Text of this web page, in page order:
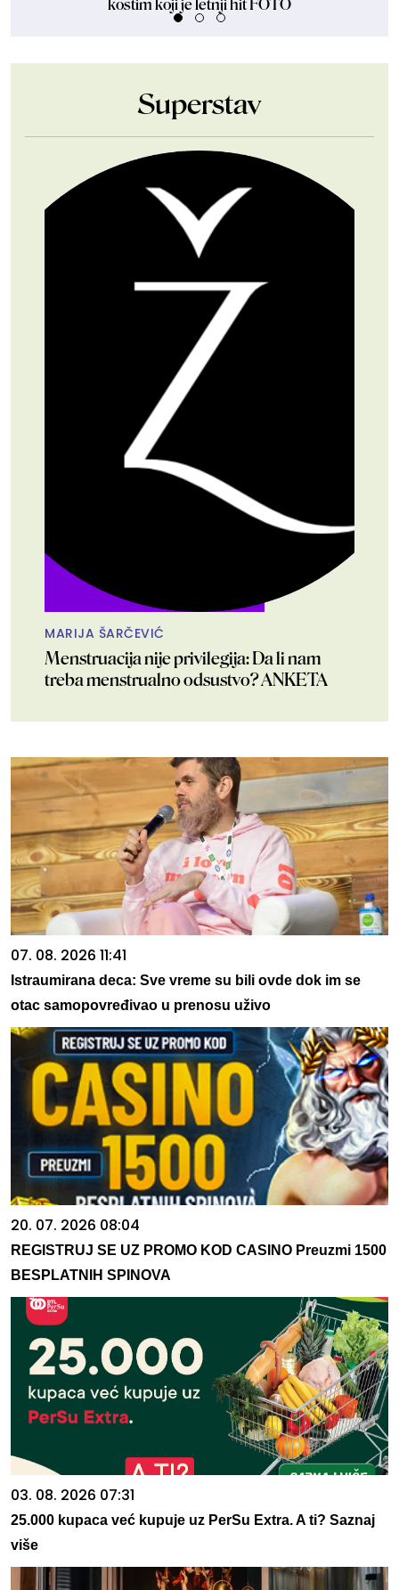
kostim koji je letnji hit FOTO
Superstav
MARIJA ŠARČEVIĆ
Menstruacija nije privilegija: Da li nam
treba menstrualno odsustvo? ANKETA
07. 08. 2026 11:41
Istraumirana deca: Sve vreme su bili ovde dok im se
otac samopovređivao u prenosu uživo
20. 07. 2026 08:04
REGISTRUJ SE UZ PROMO KOD CASINO Preuzmi 1500
BESPLATNIH SPINOVA
03. 08. 2026 07:31
25.000 kupaca već kupuje uz PerSu Extra. A ti? Saznaj
više